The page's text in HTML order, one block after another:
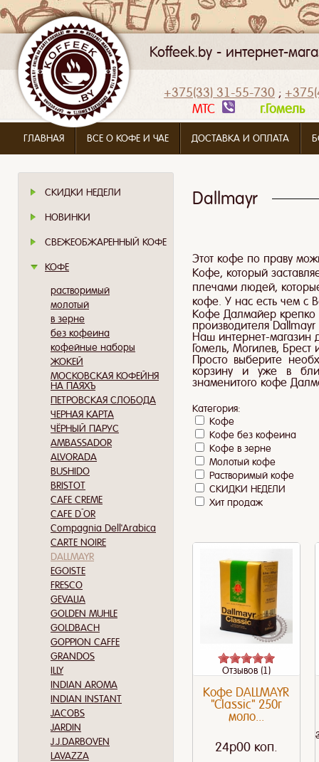
Koffeek.by - интернет-
+375(33) 31-55-730 ;
МТС
ГЛАВНАЯ ВСЕ О КОФЕ И ЧАЕ ДОСТАВКА И ОПЛАТА
СКИДКИ НЕДЕЛИ
НОВИНКИ
СВЕЖЕОБЖАРЕННЫЙ КОФЕ
КОФЕ
растворимый
молотый
в зерне
без кофеина
кофейные наборы
ЖОКЕЙ
МОСКОВСКАЯ КОФЕЙНЯ
НА ПАЯХЪ
ПЕТРОВСКАЯ СЛОБОДА
ЧЕРНАЯ КАРТА
ЧЁРНЫЙ ПАРУС
AMBASSADOR
ALVORADA
BUSHIDO
BRISTOT
CAFE CREME
CAFE D`OR
Compagnia Dell'Arabica
CARTE NOIRE
DALLMAYR
EGOISTE
FRESCO
GEVALIA
GOLDEN MUHLE
GOLDBACH
GOPPION CAFFE
GRANDOS
ILLY
INDIAN AROMA
INDIAN INSTANT
JACOBS
JARDIN
J.J.DARBOVEN
LAVAZZA
Dallmayr
Этот кофе по праву
Кофе, который
плечами людей,
кофе. У нас есть чем с
Кофе Далмайер крепко
производителя
Наш интернет-магазин
Гомель, Могилев, Брест
Просто выберите
корзину и уже в
знаменитого кофе
Категория:
Кофе
Кофе без кофеина
Кофе в зерне
Молотый кофе
Растворимый кофе
СКИДКИ НЕДEЛИ
Хит продаж
Отзывов (1)
Кофе DALLMAYR
"Classic" 250г
моло...
24p00 коп.